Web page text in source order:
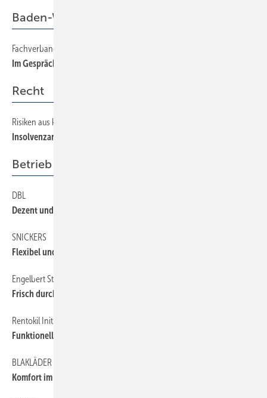
Baden-Württemberg
Fachverband
Im Gespräch mit dem FDP-Fraktionsvorsitzenden Dr. Rülke
Recht
Risiken aus konsequenter Forderungsdurchsetzung
Insolvenzanfechtung
Betrieb + Organisation
DBL
Dezent und hochwertig
SNICKERS
Flexibel und reißfest
Engelbert Strauss
Frisch durch den Sommer
Rentokil Initial
Funktionell mit Stil
BLAKLÄDER
Komfort im Fokus